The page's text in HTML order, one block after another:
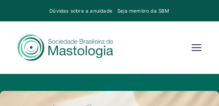
Dúvidas sobre a anuidade Seja membro da SBM